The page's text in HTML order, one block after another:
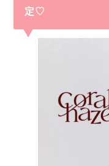
定♡